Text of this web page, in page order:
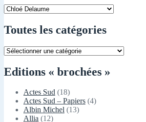
Toutes les catégories
Toutes
catégories
Editions « brochées »
Actes Sud (18)
Actes Sud – Papiers (4)
Albin Michel (13)
Allia (12)